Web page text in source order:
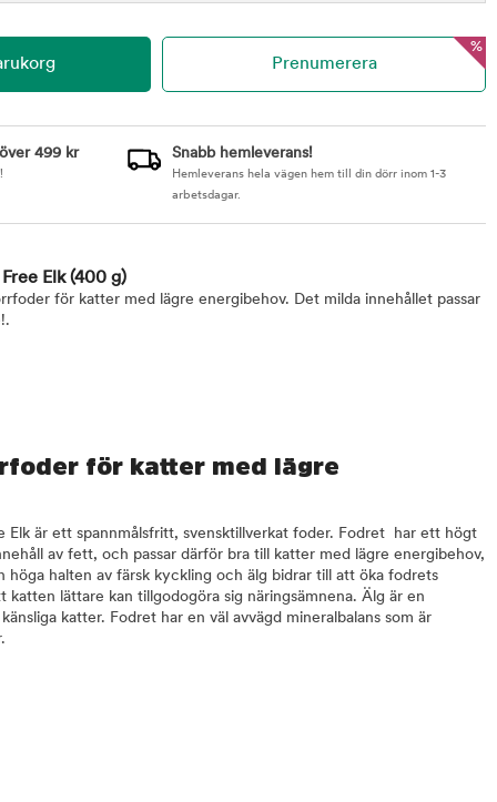
%
499 kr Snabb hemleverans!
Hemleverans hela vägen hem till din dörr inom 1-3
arbetsdagar.
Elk(400 g)
för katter med lägre energibehov. Det milda innehållet passar
för katter med lägre
Elk är ett spannmålsfritt, svensktillverkat foder. Fodret har ett högt
av fett, och passar därför bra till katter med lägre energibehov,
höga halten av färsk kyckling och älg bidrar till att öka fodrets
katten lättare kan tillgodogöra sig näringsämnena. Älg är en
katter. Fodret har en väl avvägd mineralbalans som är